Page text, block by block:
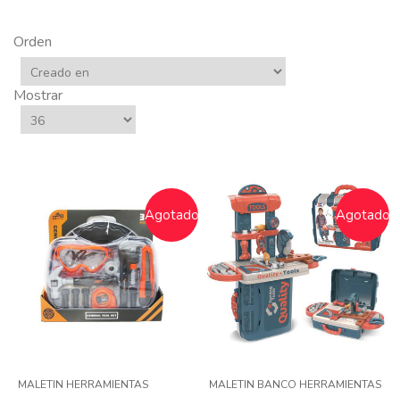
Orden
Mostrar
Agotado
MALETIN HERRAMIENTAS
Agotado
MALETIN BANCO HERRAMIENTAS